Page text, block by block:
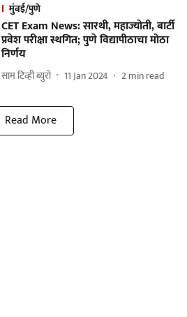
मुंबई/पुणे
CET Exam News: सारथी, महाज्योती, बार्टी
प्रवेश परीक्षा स्थगित; पुणे विद्यापीठाचा मोठा
निर्णय
साम टिव्ही ब्युरो 11 Jan 2024 2min read
Read More